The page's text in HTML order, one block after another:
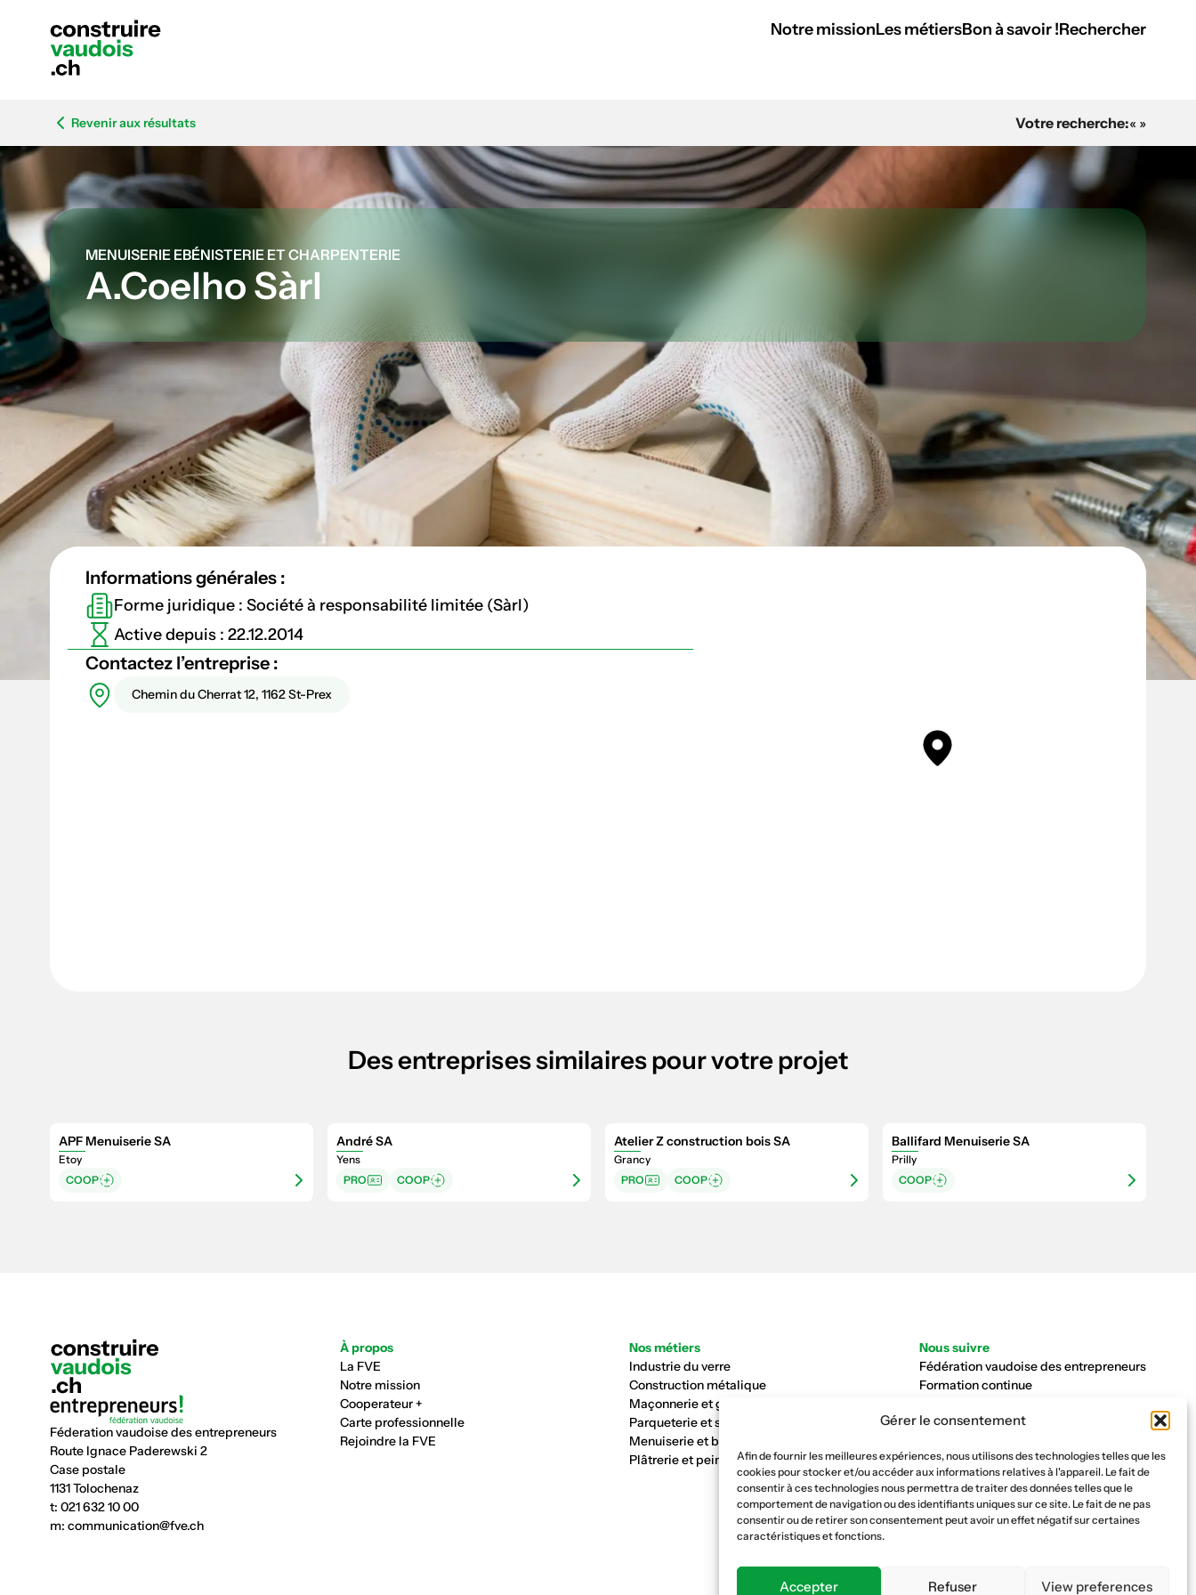
Gérer le consentement
Afin de fournir les meilleures expériences, nous utilisons des technologies telles que les
cookies pour stocker et/ou accéder aux informations relatives à l'appareil. Le fait de
consentir à ces technologies nous permettra de traiter des données telles que le
comportement de navigation ou des identifiants uniques sur ce site. Le fait de ne pas
consentir ou de retirer son consentement peut avoir un effet négatif sur certaines
caractéristiques et fonctions.
Accepter Refuser View preferences
Notre missionLes métiersBon à savoir !Rechercher
Revenir aux résultats Votre recherche:« »
MENUISERIE EBÉNISTERIE ET CHARPENTERIE
A.Coelho Sàrl
Informations générales :
Forme juridique : Société à responsabilité limitée (Sàrl)
Active depuis : 22.12.2014
Contactez l’entreprise :
Chemin du Cherrat 12, 1162 St-Prex
Des entreprises similaires pour votre projet
APF Menuiserie SA
Etoy
COOP
André SA
Yens
PRO
COOP
Atelier Z construction bois SA
Grancy
PRO
COOP
Ballifard Menuiserie SA
Prilly
COOP
Féderation vaudoise des entrepreneurs
Route Ignace Paderewski 2
Case postale
1131 Tolochenaz
t: 021 632 10 00
m: communication@fve.ch
À propos
La FVE
Notre mission
Cooperateur +
Carte professionnelle
Rejoindre la FVE
Nos métiers
Industrie du verre
Construction métalique
Maçonnerie et génie civil
Parqueterie et sols
Menuiserie et bois
Plâtrerie et peinture
Nous suivre
Fédération vaudoise des entrepreneurs
Formation continue
Caisse AVS 66.1